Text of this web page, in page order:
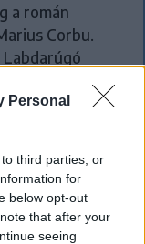
Personal
third parties, or
for
below opt-out
that after your
seeing
a román
Corbu.